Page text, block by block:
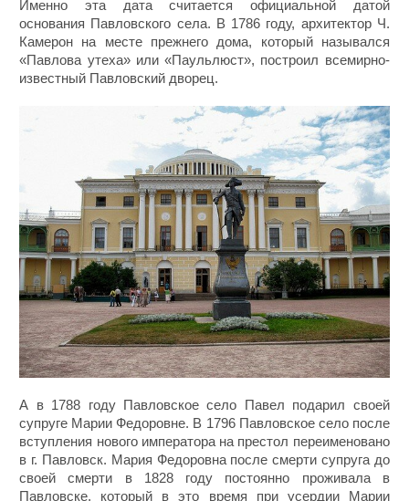
Именно эта дата считается официальной датой
основания Павловского села. В 1786 году, архитектор Ч.
Камерон на месте прежнего дома, который назывался
«Павлова утеха» или «Паульлюст», построил всемирно-
известный Павловский дворец.
А в 1788 году Павловское село Павел подарил своей
супруге Марии Федоровне. В 1796 Павловское село после
вступления нового императора на престол переименовано
в г. Павловск. Мария Федоровна после смерти супруга до
своей смерти в 1828 году постоянно проживала в
Павловске, который в это время при усердии Марии